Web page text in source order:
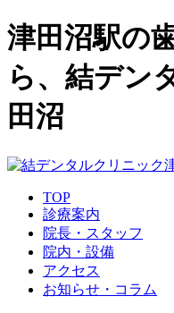
津田沼駅の
ら、結デン
田沼
TOP
診療案内
院長・スタッフ
院内・設備
アクセス
お知らせ・コラム